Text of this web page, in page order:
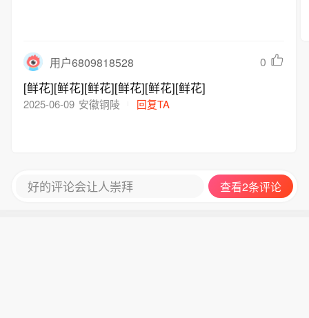
用户6809818528 0
[鲜花][鲜花][鲜花][鲜花][鲜花][鲜花]
2025-06-09 安徽铜陵 回复TA
好的评论会让人崇拜 查看2条评论